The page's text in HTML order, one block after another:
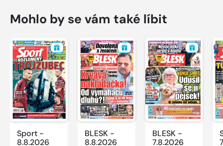
Mohlo by se vám také líbit
Sport -
8.8.2026
BLESK -
8.8.2026
BLESK -
7.8.2026